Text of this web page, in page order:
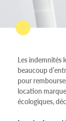
Les indemnités
beaucoup
pour
location
écologiques,